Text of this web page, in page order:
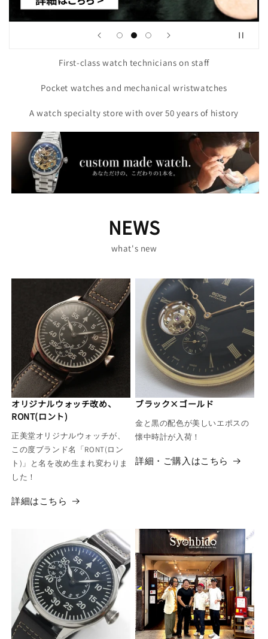
First-class watch technicians on staff
Pocket watches and mechanical wristwatches
A watch specialty store with over 50 years of history
NEWS
what's new
オリジナルウォッチ改め、
RONT(ロント)
正美堂オリジナルウォッチが、
この度ブランド名「RONT(ロン
ト)」と名を改め生まれ変わりま
した！
詳細はこちら
ブラック×ゴールド
金と黒の配色が美しいエポスの
懐中時計が入荷！
詳細・ご購入はこちら